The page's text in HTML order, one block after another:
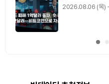
2026.08.06 (목)